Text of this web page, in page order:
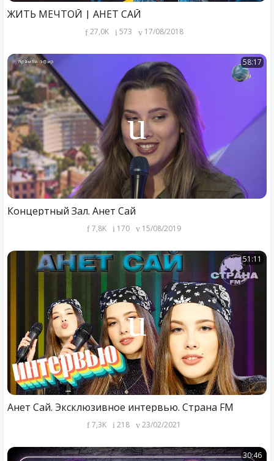
ЖИТЬ МЕЧТОЙ | АНЕТ САЙ
27,0K 573 17/08/2018
58:17
Концертный Зал. Анет Сай
7,8K 170 15/08/2019
51:11
Анет Сай. Эксклюзивное интервью. Страна FM
7,3K 218 23/02/2021
30:46